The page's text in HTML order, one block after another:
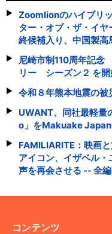
Zoomlionのハイブリ
ター・オブ・ザ・イ
終候補入り、中国製
尼崎市制110周年記念
リー シーズン２ を開
令和８年熊本地震の
UWANT、同社最軽量
o」をMakuake
FAMILIARITE：映画
アイコン、イザベル
声を再会させる -- 全
コンテンツ